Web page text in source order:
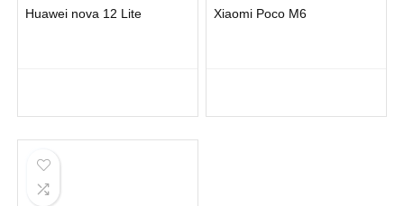
Huawei nova 12 Lite Xiaomi Poco M6